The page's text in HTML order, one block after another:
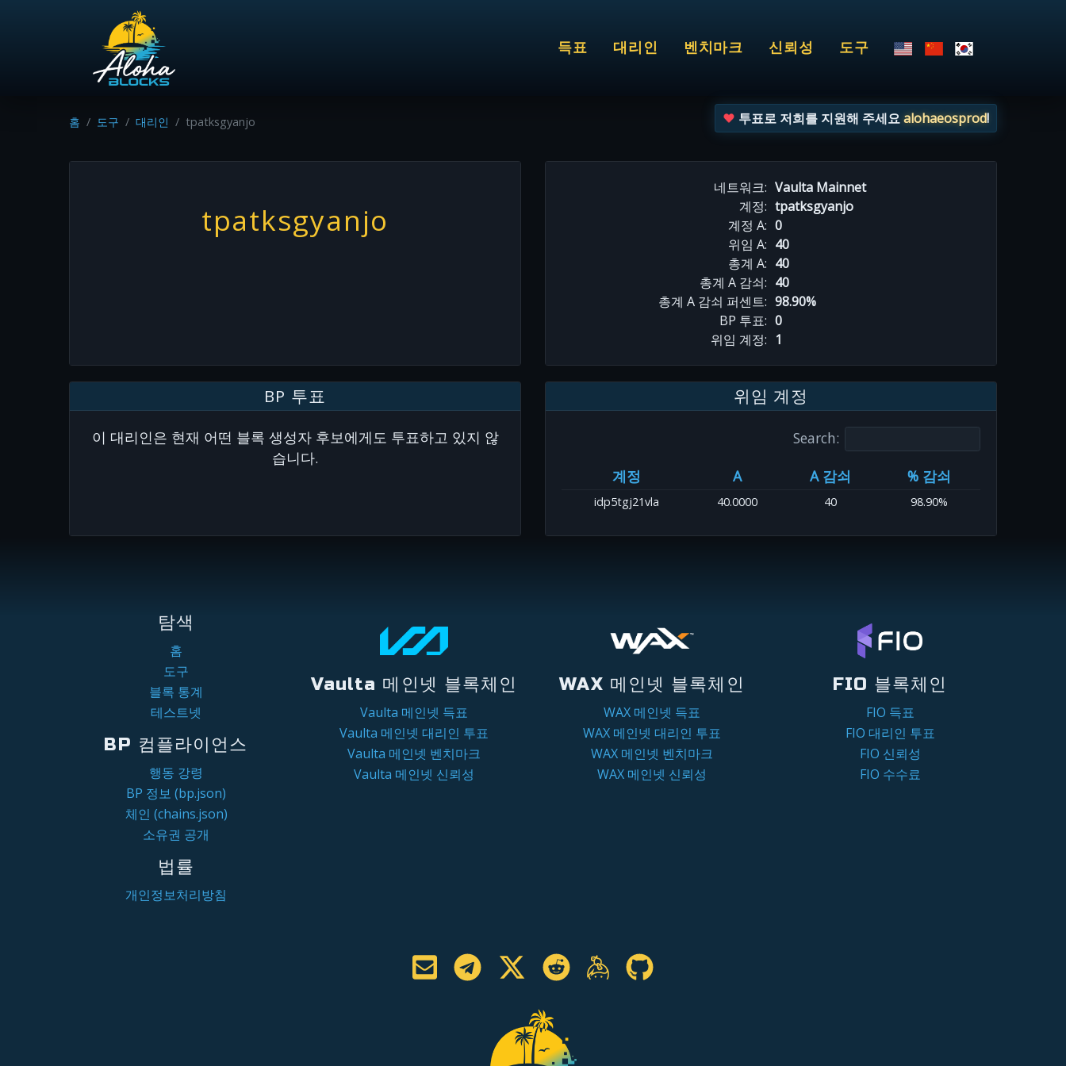
득표 대리인 벤치마크 신뢰성 도구
홈 도구 대리인 tpatksgyanjo 투표로 저희를 지원해 주세요alohaeosprod!
tpatksgyanjo
네트워크: Vaulta Mainnet
계정: tpatksgyanjo
계정 A: 0
위임 A: 40
총계 A: 40
총계 A 감쇠: 40
총계 A 감쇠 퍼센트: 98.90%
BP 투표: 0
위임 계정: 1
BP 투표
이 대리인은 현재 어떤 블록 생성자 후보에게도 투표하고 있지 않
습니다.
위임 계정
Search:
계정
A A 감쇠 % 감쇠
idp5tgj21vla 40.0000 40 98.90%
탐색
홈
도구
블록 통계
테스트넷
BP 컴플라이언스
행동 강령
BP 정보 (bp.json)
체인 (chains.json)
소유권 공개
법률
개인정보처리방침
Vaulta 메인넷 블록체인
Vaulta 메인넷 득표
Vaulta 메인넷 대리인 투표
Vaulta 메인넷 벤치마크
Vaulta 메인넷 신뢰성
WAX 메인넷 블록체인
WAX 메인넷 득표
WAX 메인넷 대리인 투표
WAX 메인넷 벤치마크
WAX 메인넷 신뢰성
FIO 블록체인
FIO 득표
FIO 대리인 투표
FIO 신뢰성
FIO 수수료